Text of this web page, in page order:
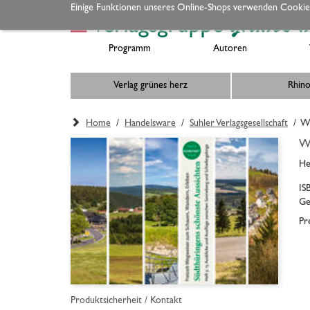
Einige Funktionen unseres Online-Shops verwenden
Verlag grünes herz
Programm Autoren
Home / Handelsware / Suhler Verlagsgesellschaft /
Produktsicherheit / Kontakt